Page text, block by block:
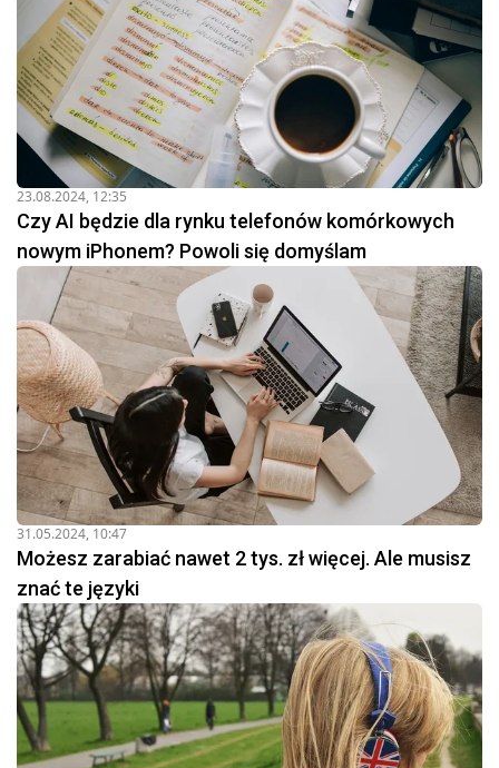
23.08.2024, 12:35
Czy AI będzie dla rynku telefonów komórkowych
nowym iPhonem? Powoli się domyślam
31.05.2024, 10:47
Możesz zarabiać nawet 2 tys. zł więcej. Ale musisz
znać te języki